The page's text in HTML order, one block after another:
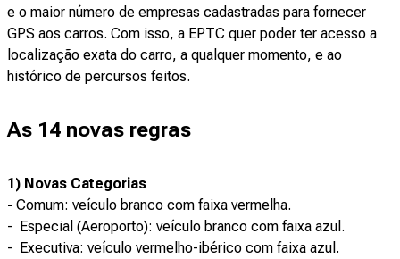
e o maior número de empresas cadastradas para fornecer
GPS aos carros. Com isso, a EPTC quer poder ter acesso a
localização exata do carro, a qualquer momento, e ao
histórico de percursos feitos.
As 14 novas regras
1) Novas Categorias
- Comum: veículo branco com faixa vermelha.
- Especial (Aeroporto): veículo branco com faixa azul.
- Executiva: veículo vermelho-ibérico com faixa azul.